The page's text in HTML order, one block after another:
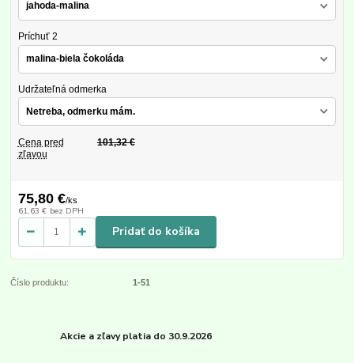
Príchuť 2
Udržateľná odmerka
Cena pred
zľavou
101,32 €
75,80 €/ks
61,63 € bez DPH
Pridať do košíka
Číslo produktu: 1-51
Akcie a zľavy platia do 30.9.2026